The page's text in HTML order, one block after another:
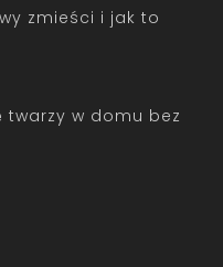
zmieści i jak to
twarzy w domu bez